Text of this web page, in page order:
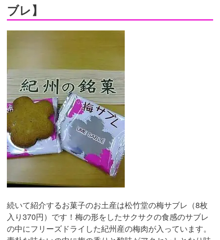
ブレ】
続いて紹介するお菓子のお土産は松竹堂の梅サブレ（8枚
入り370円）です！梅の形をしたサクサクの食感のサブレ
の中にフリーズドライした紀州産の梅肉が入っています。